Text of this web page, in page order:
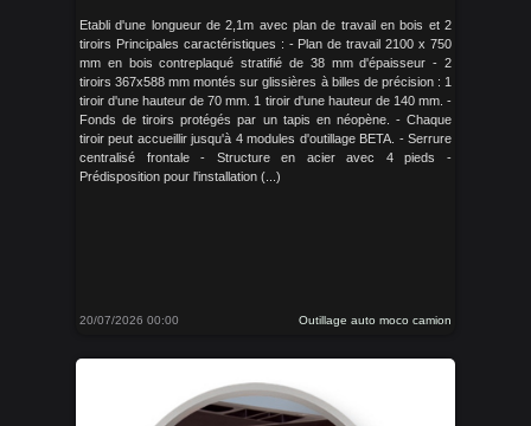
Etabli d'une longueur de 2,1m avec plan de travail en bois et 2
tiroirs Principales caractéristiques : - Plan de travail 2100 x 750
mm en bois contreplaqué stratifié de 38 mm d'épaisseur - 2
tiroirs 367x588 mm montés sur glissières à billes de précision : 1
tiroir d'une hauteur de 70 mm. 1 tiroir d'une hauteur de 140 mm. -
Fonds de tiroirs protégés par un tapis en néopène. - Chaque
tiroir peut accueillir jusqu'à 4 modules d'outillage BETA. - Serrure
centralisé frontale - Structure en acier avec 4 pieds -
Prédisposition pour l'installation (...)
20/07/2026 00:00 Outillage auto moco camion